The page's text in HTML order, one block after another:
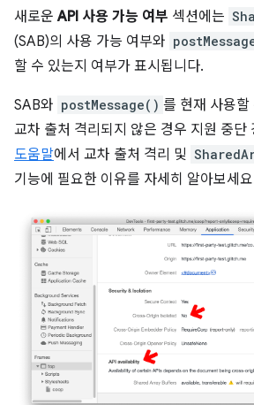
새로운API 사용 가능 여부 섹션에는
(SAB)의 사용 가능 여부와
할 수 있는지 여부가 표시됩니다.
SAB와 postMessage() 를 현재 사용
교차 출처 격리되지 않은 경우 지원 중단
도움말에서 교차 출처 격리 및
기능에 필요한 이유를 자세히 알아보세